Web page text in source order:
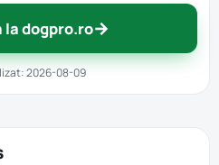
la dogpro.ro→
2026-08-09